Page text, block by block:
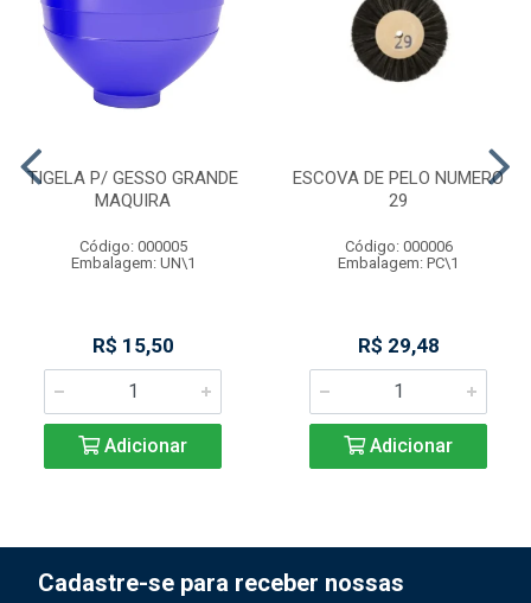
TIGELA P/ GESSO GRANDE
MAQUIRA
Código: 000005
Embalagem: UN\1
R$ 15,50
Adicionar
ESCOVA DE PELO NUMERO
29
Código: 000006
Embalagem: PC\1
R$ 29,48
Adicionar
Cadastre-se para receber nossas